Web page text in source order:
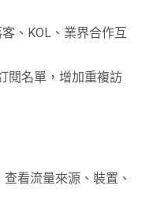
、KOL、業界合作互
閱名單，增加重複訪
查看流量來源、裝置、